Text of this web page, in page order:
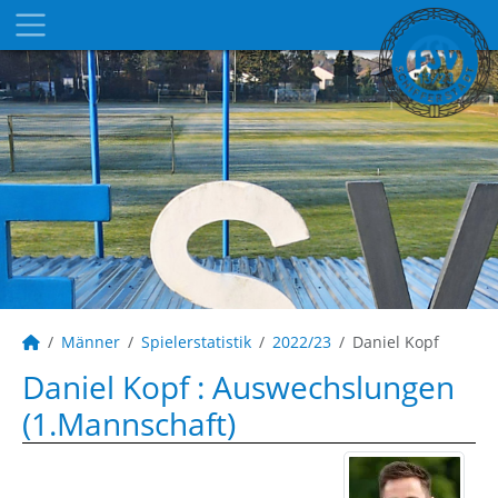
Männer Spielerstatistik 2022/23 Daniel Kopf
Daniel Kopf : Auswechslungen
(1.Mannschaft)